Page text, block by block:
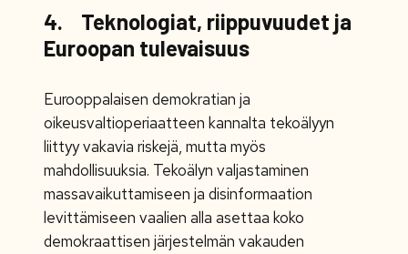
4. Teknologiat, riippuvuudet ja
Euroopan tulevaisuus
Eurooppalaisen demokratian ja
oikeusvaltioperiaatteen kannalta tekoälyyn
liittyy vakavia riskejä, mutta myös
mahdollisuuksia. Tekoälyn valjastaminen
massavaikuttamiseen ja disinformaation
levittämiseen vaalien alla asettaa koko
demokraattisen järjestelmän vakauden